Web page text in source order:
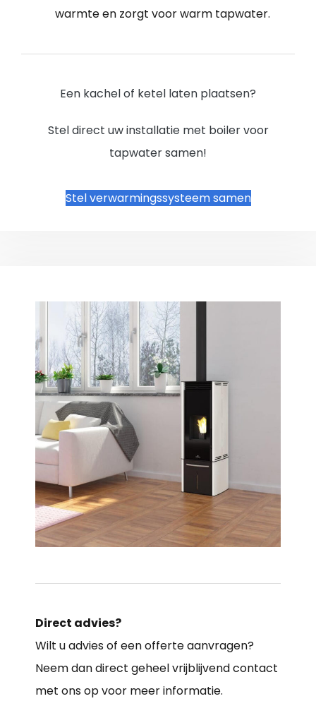
warmte en zorgt voor warm tapwater.
Een kachel of ketel laten plaatsen?
Stel direct uw installatie met boiler voor
tapwater samen!
Stel verwarmingssysteem samen
Direct advies?
Wilt u advies of een offerte aanvragen?
Neem dan direct geheel vrijblijvend contact
met ons op voor meer informatie.